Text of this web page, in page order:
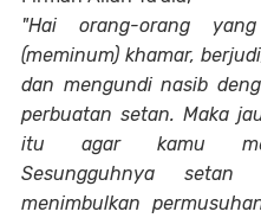
"Hai orang-orang
(meminum) khamar,
dan mengundi nasib
perbuatan setan. Maka
itu agar kamu
Sesungguhnya
menimbulkan